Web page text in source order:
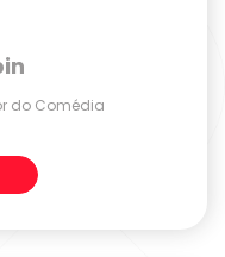
do Comédia